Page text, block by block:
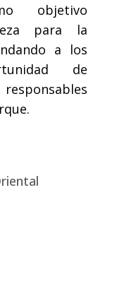
objetivo
para la
a los
de